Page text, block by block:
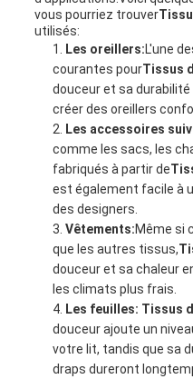
vous pourriez trouver
utilisés:
Les oreillers:L'une
courantes pourTissus
douceur et sa
créer des oreillers
Les accessoires
comme les sacs, les
fabriqués à partir de
est également facile à
des designers.
Vêtements:Même si
que les autres tissus,
douceur et sa chaleur
les climats plus frais.
Les feuilles: Tissus
douceur ajoute un
votre lit, tandis que sa
draps dureront